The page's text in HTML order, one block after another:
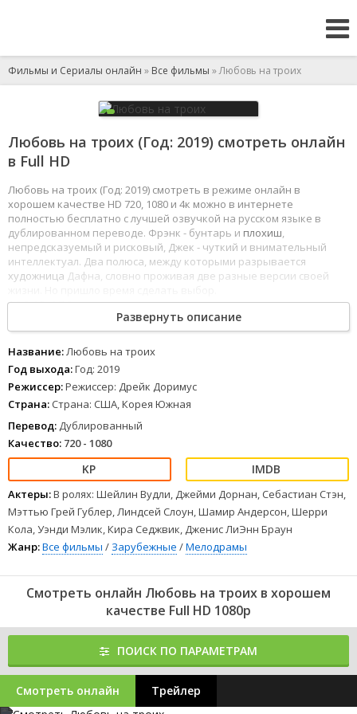
Фильмы и Сериалы онлайн » Все фильмы » Любовь на троих
Любовь на троих (Год: 2019) смотреть онлайн
в Full HD
Любовь на троих (Год: 2019) смотреть в режиме онлайн в
хорошем качестве HD 720, 1080 и 4к можно в интернете
полностью бесплатно с лучшей озвучкой на русском языке в
дублированном переводе. Фрэнк - бунтарь и плохиш,
непредсказуемый и рисковый, Джек - чуткий и внимательный
интеллектуал. Два полюса, между которыми разрывается
художница Дафна, словно проживая две разные версии своей
12345 678
Развернуть описание
Название:Любовь на троих
Год выхода:Год: 2019
Режиссер:Режиссер: Дрейк Доримус
Страна: Страна: США, Корея Южная
Перевод: Дублированный
Качество: 720 - 1080
Актеры:В ролях: Шейлин Вудли, Джейми Дорнан, Себастиан Стэн,
Мэттью Грей Гублер, Линдсей Слоун, Шамир Андерсон, Шерри
Кола, Уэнди Мэлик, Кира Седжвик, Дженис ЛиЭнн Браун
Жанр:Все фильмы / Зарубежные /Мелодрамы
Смотреть онлайн Любовь на троих в хорошем
качестве Full HD 1080p
ПОИСК ПО ПАРАМЕТРАМ
Смотреть онлайн Трейлер